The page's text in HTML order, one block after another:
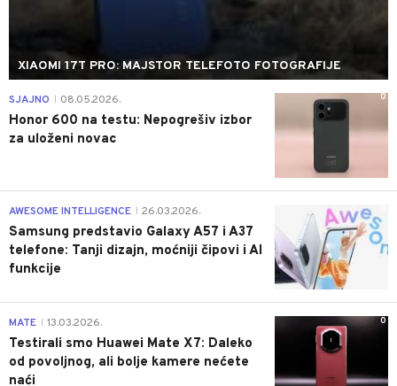
XIAOMI 17T PRO: MAJSTOR TELEFOTO FOTOGRAFIJE
0
SJAJNO 08.05.2026.
Honor 600 na testu: Nepogrešiv izbor
za uloženi novac
AWESOME INTELLIGENCE 26.03.2026.
Samsung predstavio Galaxy A57 i A37
telefone: Tanji dizajn, moćniji čipovi i AI
funkcije
0
MATE 13.03.2026.
Testirali smo Huawei Mate X7: Daleko
od povoljnog, ali bolje kamere nećete
naći